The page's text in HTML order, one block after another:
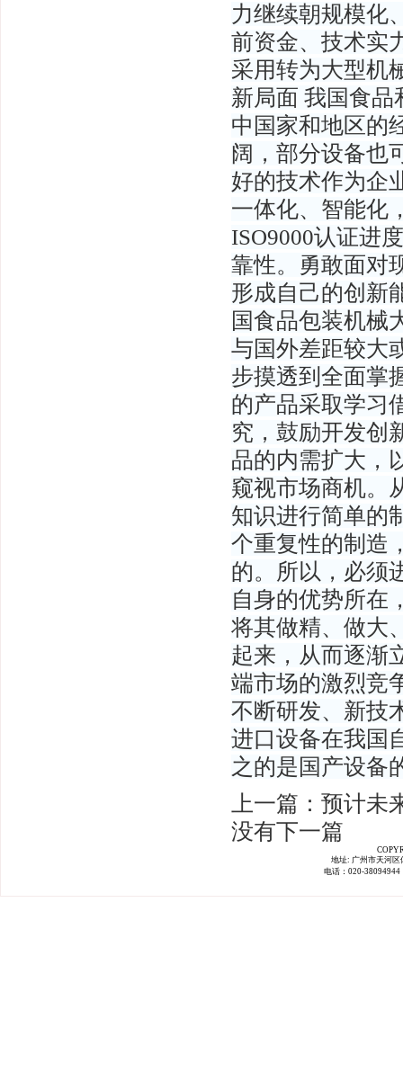
力继续朝规模化
前资金、技术实
采用转为大型机
新局面 我国食
中国家和地区的
阔，部分设备也
好的技术作为企
一体化、智能化
ISO9000认证进
靠性。勇敢面对
形成自己的创新
国食品包装机械
与国外差距较大
步摸透到全面掌
的产品采取学习
究，鼓励开发创
品的内需扩大，
窥视市场商机。
知识进行简单的
个重复性的制造
的。所以，必须
自身的优势所在
将其做精、做大
起来，从而逐渐
端市场的激烈竞
不断研发、新技
进口设备在我国
之的是国产设备
上一篇：预计未
没有下一篇
地址: 广州市天河区
电话：020-